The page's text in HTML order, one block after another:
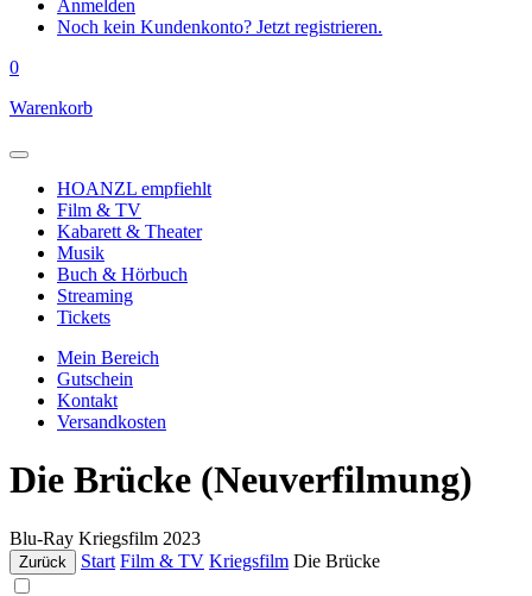
Anmelden
Noch kein Kundenkonto? Jetzt registrieren.
0
Warenkorb
HOANZL empfiehlt
Film & TV
Kabarett & Theater
Musik
Buch & Hörbuch
Streaming
Tickets
Mein Bereich
Gutschein
Kontakt
Versandkosten
Die Brücke (Neuverfilmung)
Blu-Ray Kriegsfilm 2023
Zurück Start Film & TV Kriegsfilm Die Brücke